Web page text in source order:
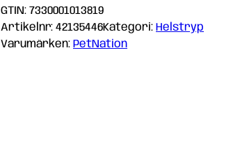
GTIN: 7330001013819
Artikelnr: 42135446Kategori: Helstryp
Varumärken: PetNation